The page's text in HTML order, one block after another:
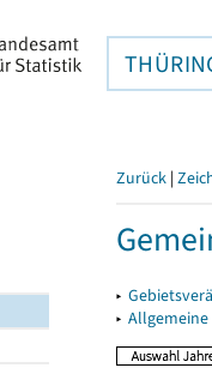
Zurück |
▸
▸